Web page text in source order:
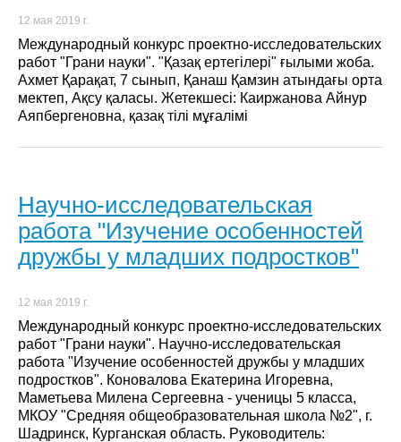
12 мая 2019 г.
Международный конкурс проектно-исследовательских
работ "Грани науки". "Қазақ ертегілері" ғылыми жоба.
Ахмет Қарақат, 7 сынып, Қанаш Қамзин атындағы орта
мектеп, Ақсу қаласы. Жетекшесі: Каиржанова Айнур
Аяпбергеновна, қазақ тілі мұғалімі
Научно-исследовательская
работа "Изучение особенностей
дружбы у младших подростков"
12 мая 2019 г.
Международный конкурс проектно-исследовательских
работ "Грани науки". Научно-исследовательская
работа "Изучение особенностей дружбы у младших
подростков". Коновалова Екатерина Игоревна,
Маметьева Милена Сергеевна - ученицы 5 класса,
МКОУ "Средняя общеобразовательная школа №2", г.
Шадринск, Курганская область. Руководитель: